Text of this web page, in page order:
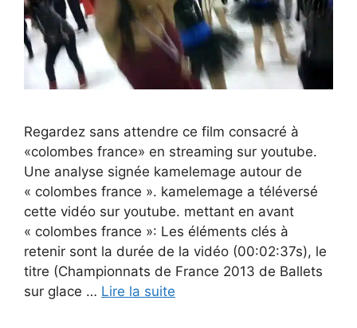
Regardez sans attendre ce film consacré à
«colombes france» en streaming sur youtube.
Une analyse signée kamelemage autour de
« colombes france ». kamelemage a téléversé
cette vidéo sur youtube. mettant en avant
« colombes france »: Les éléments clés à
retenir sont la durée de la vidéo (00:02:37s), le
titre (Championnats de France 2013 de Ballets
sur glace … Lire la suite